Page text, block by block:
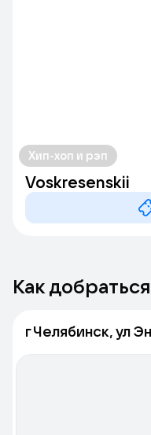
Хип-хоп и рэп
Voskresenskii
Как добраться
г Челябинск, ул